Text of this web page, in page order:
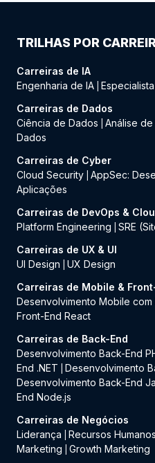
TRILHAS POR
Carreiras de IA
Engenharia de IA
Carreiras de Dados
Ciência de Dados
Análise
Dados
Carreiras de Cyber
Cloud Security AppSec:
Aplicações
Carreiras de DevOps &
Platform Engineering
SRE
Carreiras de UX & UI
UI Design
UX Design
Carreiras de Mobile &
Desenvolvimento Mobile com
Front-End React
Carreiras de Back-End
Desenvolvimento Back-End
End .NET
Desenvolvimento
Desenvolvimento Back-End
End Node.js
Carreiras de Negócios
Liderança
Recursos
Marketing
Growth Marketing